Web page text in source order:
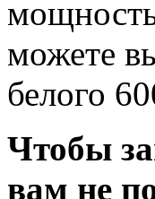
можете
белого
Чтобы
вам не